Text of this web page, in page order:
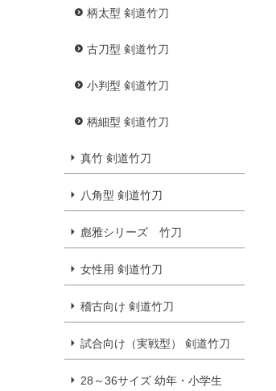
柄太型 剣道竹刀
古刀型 剣道竹刀
小判型 剣道竹刀
柄細型 剣道竹刀
真竹 剣道竹刀
八角型 剣道竹刀
彪雅シリーズ 竹刀
女性用 剣道竹刀
稽古向け 剣道竹刀
試合向け（実戦型） 剣道竹刀
28～36サイズ 幼年・小学生